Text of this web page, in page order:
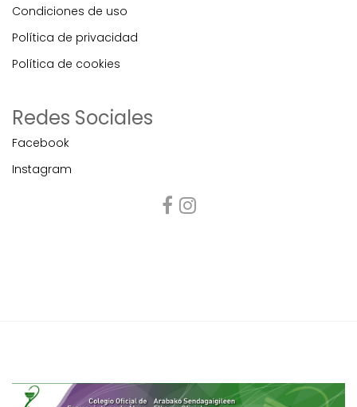
Condiciones de uso
Política de privacidad
Política de cookies
Redes Sociales
Facebook
Instagram